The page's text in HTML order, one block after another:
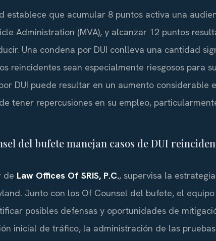
establece que acumular 8 puntos activa una
Administration (MVA), y alcanzar 12 puntos
Una condena por DUI conlleva una cantidad
reincidentes sean especialmente riesgosos para
DUI puede resultar en un aumento considerable
tener repercusiones en su empleo,
del bufete manejan casos de DUI
de Law Offices Of SRIS, P.C., supervisa la
Junto con los Of Counsel del bufete, el
posibles defensas y oportunidades de
inicial de tráfico, la administración de las